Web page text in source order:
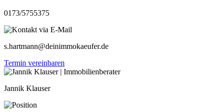
0173/5755375
s.hartmann@deinimmokaeufer.de
Termin vereinbaren
Jannik Klauser